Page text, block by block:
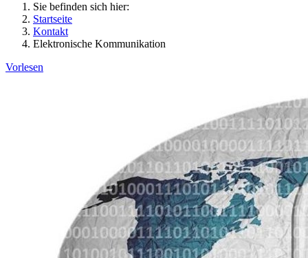
Sie befinden sich hier:
Startseite
Kontakt
Elektronische Kommunikation
Vorlesen